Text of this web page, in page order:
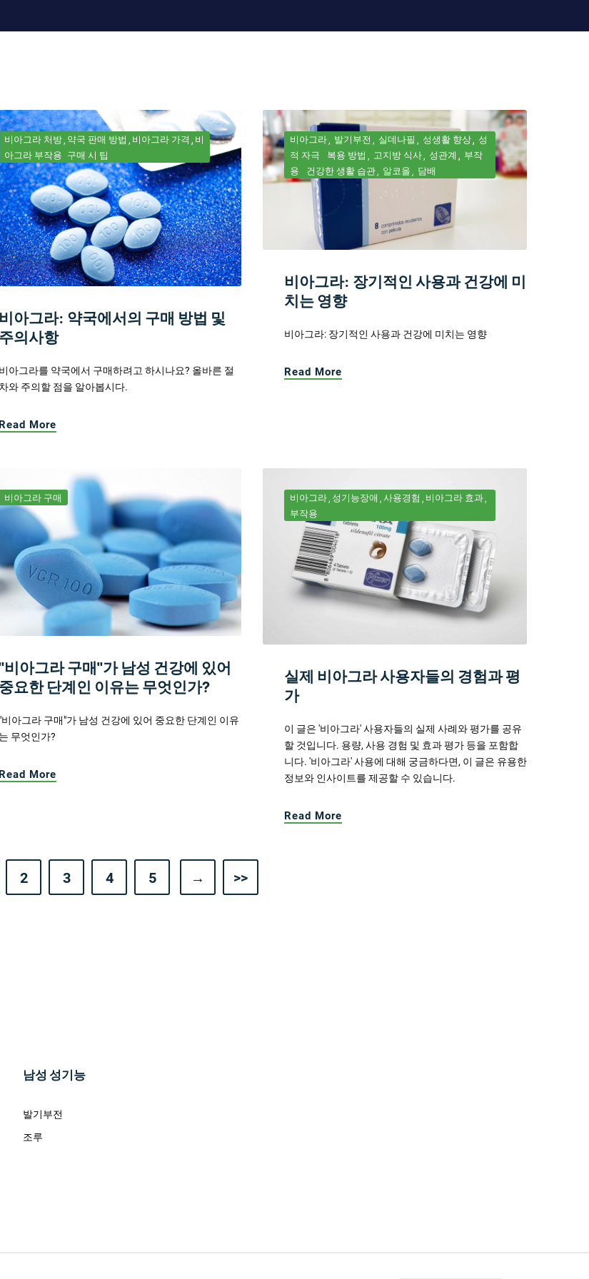
비아그라 처방 약국 판매 방법 비아그라 가격
비
아그라 부작용 구매 시 팁
비아그라: 약국에서의 구매 방법 및
주의사항
비아그라를 약국에서 구매하려고 하시나요? 올바른 절
차와 주의할 점을 알아봅시다.
Read More
비아그라 발기부전 실데나필 성생활 향상
성
적 자극
복용 방법 고지방 식사 성관계
부작
용
건강한 생활 습관 알코올 담배
비아그라: 장기적인 사용과 건강에 미
치는 영향
비아그라: 장기적인 사용과 건강에 미치는 영향
Read More
비아그라 구매
비아그라 구매"가 남성 건강에 있어
중요한 단계인 이유는 무엇인가?
"비아그라 구매"가 남성 건강에 있어 중요한 단계인 이유
는 무엇인가?
Read More
비아그라 성기능장애 사용경험
비아그라 효과
부작용
실제 비아그라 사용자들의 경험과 평
가
이 글은 '비아그라' 사용자들의 실제 사례와 평가를 공유
할 것입니다. 용량, 사용 경험 및 효과 평가 등을 포함합
니다. '비아그라' 사용에 대해 궁금하다면, 이 글은 유용한
정보와 인사이트를 제공할 수 있습니다.
Read More
2 3 4 5 → >>
남성 성기능
발기부전
조루